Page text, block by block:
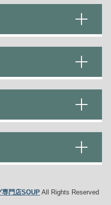
専門店SOUPAll Rights Reserved